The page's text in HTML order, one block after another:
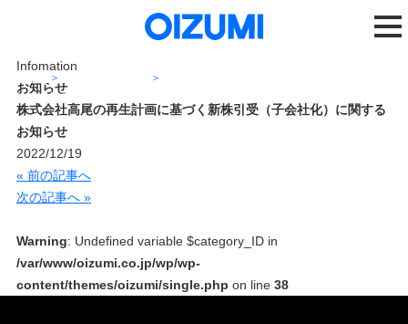
Infomation
お知らせ
株式会社高尾の再生計画に基づく新株引受（子会社化）に関するお知らせ
株式会社高尾の再生計画に基づく新株引受（子会社化）に関する
お知らせ
2022/12/19
« 前の記事へ
次の記事へ »
Warning: Undefined variable $category_ID in
/var/www/oizumi.co.jp/wp/wp-
content/themes/oizumi/single.php on line 38